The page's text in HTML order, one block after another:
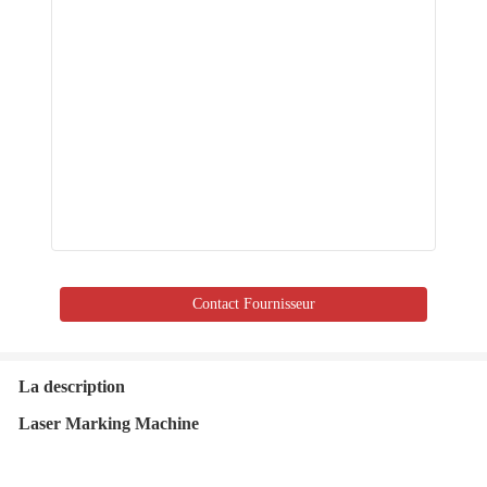
Contact Fournisseur
La description
Laser Marking Machine